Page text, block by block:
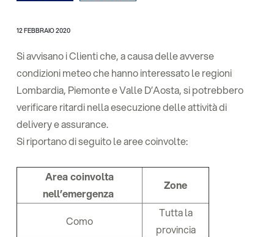
12 FEBBRAIO 2020
Si avvisano i Clienti che, a causa delle avverse
condizioni meteo che hanno interessato le regioni
Lombardia, Piemonte e Valle D’Aosta, si potrebbero
verificare ritardi nella esecuzione delle attività di
delivery e assurance.
Si riportano di seguito le aree coinvolte:
Area coinvolta
nell’emergenza
Zone
Como
Tutta la
provincia